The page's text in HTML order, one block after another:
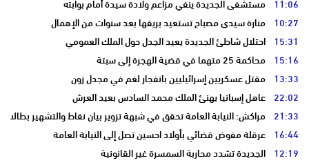
10:27 منارة سيدي مصباح تستعيد بريقها بعد سنوات من الإهمال
15:31 احتلال شاطئ الجديدة يعيد الجدل حول الملك العمومي
15:16 محاكمة 25 متهما في قضية الهجرة إلى سبتة
13:33 مقتل عسكريين إسرائيليين بانفجار لغم في مجدل زون
22:02 عاهل إسبانيا يهنئ الملك محمد السادس بعيد العرش
21:33 مراكش: النيابة العامة تحقق في شبهة تزوير بيان نقاط والتشهير بطالب
16:44 عرقلة مفوض قضائي بأولاد احسين تصل إلى النيابة العامة
12:19 الجديدة تشدد محاربة السمسرة غير القانونية